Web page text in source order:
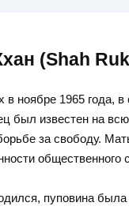
(Shah
ноябре 1965 года, в
был известен на
за свободу.
общественного
пуповина была